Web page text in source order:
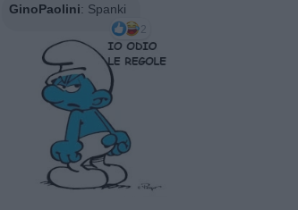
GinoPaolini: Spanki
2